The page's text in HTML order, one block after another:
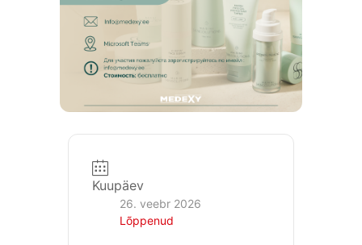
Kuupäev
26. veebr 2026
Lõppenud